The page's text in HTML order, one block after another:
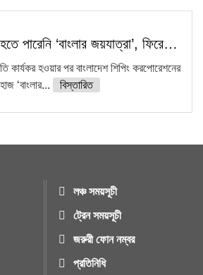
পারেনি ‘বাংলার জয়যাত্রা’, ফিরে…
কার্যকর হওয়ার পর বাংলাদেশ শিপিং করপোরেশনের
‘বাংলার...
বিস্তারিত
লঞ্চ সময়সূচী
ট্রেন সময়সূচী
জরুরী ফোন নম্বর
প্রতিনিধি